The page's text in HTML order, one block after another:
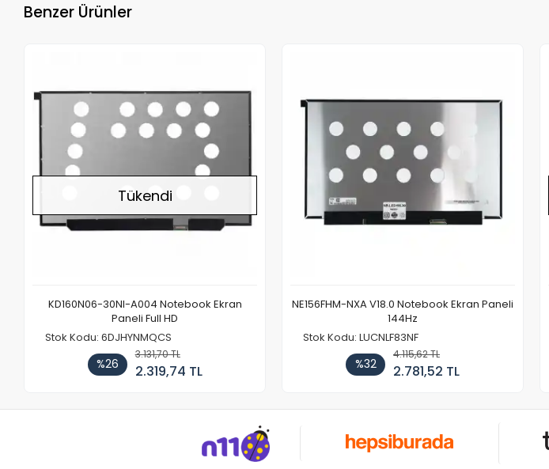
Benzer Ürünler
Tükendi
KD160N06-30NI-A004 Notebook Ekran
Paneli Full HD
Stok Kodu: 6DJHYNMQCS
%26
3.131,70 TL
2.319,74 TL
NE156FHM-NXA V18.0 Notebook Ekran Paneli
144Hz
Stok Kodu: LUCNLF83NF
%32
4.115,62 TL
2.781,52 TL